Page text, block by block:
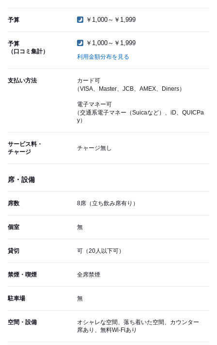
予算 ￥1,000～￥1,999
予算
（口コミ集計）
￥1,000～￥1,999
利用金額分布を見る
支払い方法
カード可
（VISA、Master、JCB、AMEX、Diners）
電子マネー可
（交通系電子マネー（Suicaなど）、iD、QUICPa
y）
サービス料・
チャージ
チャージ無し
席・設備
席数 8席（立ち飲み席有り）
個室 無
貸切 可（20人以下可）
禁煙・喫煙 全席禁煙
駐車場 無
空間・設備
オシャレな空間、落ち着いた空間、カウンター
席あり、無料Wi-Fiあり